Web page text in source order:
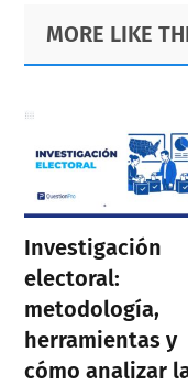
Primary
Sidebar
Footer
MORE LIKE
Investigación
electoral:
metodología,
herramientas y
cómo analizar